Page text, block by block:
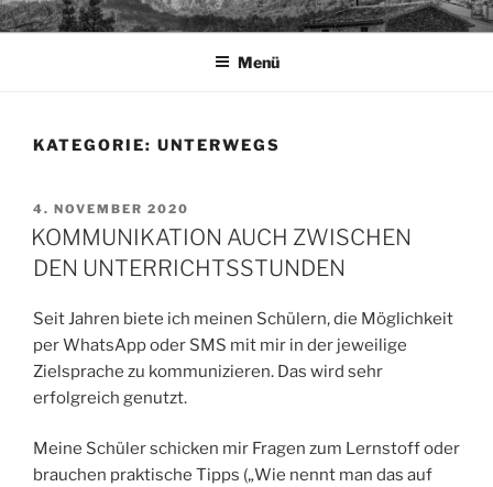
Zum
InhaltTAPIA.DE
Sprachen für das Leben
Menü
KATEGORIE: UNTERWEGS
VERÖFFENTLICHT
AM
4. NOVEMBER 2020
KOMMUNIKATION AUCH ZWISCHEN
DEN UNTERRICHTSSTUNDEN
Seit Jahren biete ich meinen Schülern, die Möglichkeit
per WhatsApp oder SMS mit mir in der jeweilige
Zielsprache zu kommunizieren. Das wird sehr
erfolgreich genutzt.
Meine Schüler schicken mir Fragen zum Lernstoff oder
brauchen praktische Tipps („Wie nennt man das auf